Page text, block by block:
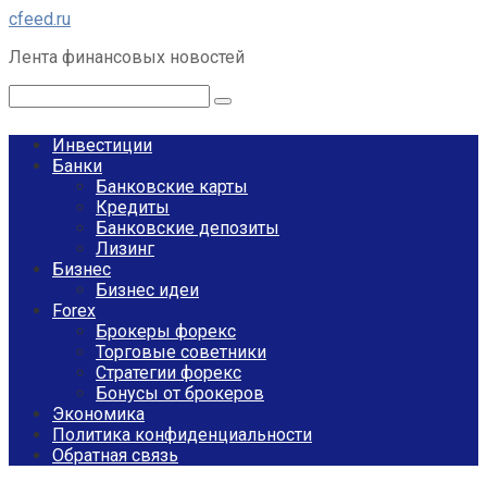
Перейти
контенту
cfeed.ru
Лента финансовых новостей
Инвестиции
Банки
Банковские карты
Кредиты
Банковские депозиты
Лизинг
Бизнес
Бизнес идеи
Forex
Брокеры форекс
Торговые советники
Стратегии форекс
Бонусы от брокеров
Экономика
Политика конфиденциальности
Обратная связь